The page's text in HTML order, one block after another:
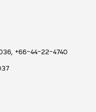
+66-44-22-4740